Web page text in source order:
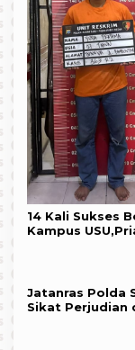
14 Kali Sukses
Kampus
Jatanras Polda
Sikat Perjudian